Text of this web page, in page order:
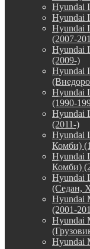
Hyundai
Hyundai
Hyundai
(2007-
Hyundai
(2009-)
Hyundai
Hyundai
(1990-
Hyundai
(2011-)
Hyundai
Комби)
Hyundai
Комби)
Hyundai
(Седан,
Hyundai
(2001-
Hyundai
Hyundai